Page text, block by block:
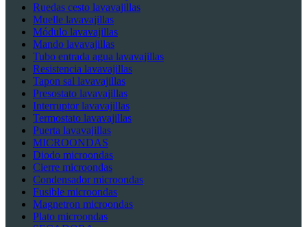
Ruedas cesto lavavajillas
Muelle lavavajillas
Módulo lavavajillas
Mando lavavajillas
Tubo entrada agua lavavajillas
Resistencia lavavajillas
Tapon sal lavavajillas
Presostato lavavajillas
Interruptor lavavajillas
Termostato lavavajillas
Puerta lavavajillas
MICROONDAS
Diodo microondas
Cierre microondas
Condensador microondas
Fusible microondas
Magnetron microondas
Plato microondas